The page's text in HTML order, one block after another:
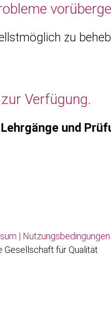
zu
Verfügung.
und
| Nutzungsbedingungen
für Qualität